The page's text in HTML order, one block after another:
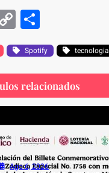
C
o
p
y
Li
n
k
S
h
ar
e
Spotify tecnologia
relacionados
Ago 6, 2026